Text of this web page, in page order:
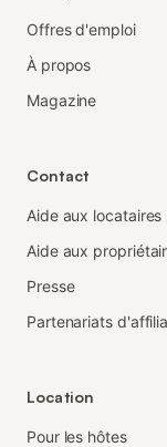
Offres d'emploi
À propos
Magazine
Contact
Aide aux locataires
Aide aux
Presse
Partenariats
Location
Pour les hôtes